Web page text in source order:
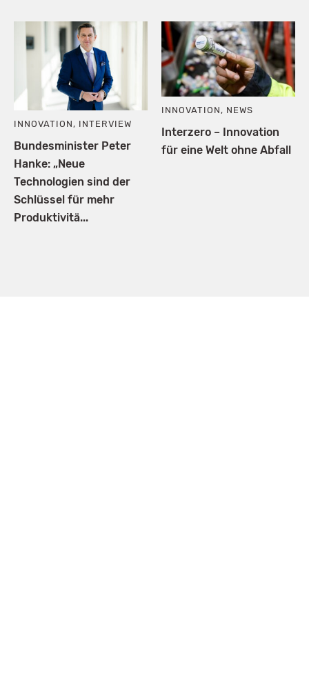
INNOVATION, INTERVIEW
Bundesminister Peter
Hanke: „Neue
Technologien sind der
Schlüssel für mehr
Produktivitä...
INNOVATION, NEWS
Interzero – Innovation
für eine Welt ohne Abfall